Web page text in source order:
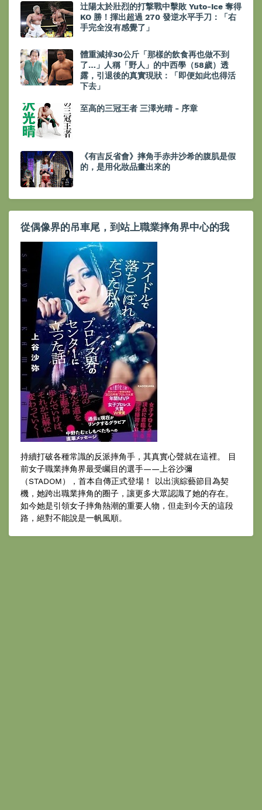
辻陽太於壯烈的打撃戰中擊敗 Yuto-Ice 奪得
KO 勝！揮出超過 270 發逆水平手刀：「右
手完全沒有感覺了」
體重減掉30公斤「那樣的飲食再也做不到
了…」人稱「野人」的中西學（58歲）透
露，引退後的真實現狀：「即便如此也得活
下去」
至高的三冠王者 三澤光晴 - 序章
《有吉反省會》摔角手赤井沙希的腹肌是假
的，是用化妝品畫出來的
從偶像界的吊車尾，到站上職業摔角界中心的我
持續打破各種常識的反派摔角手，其真實心聲就在這裡。 目
前女子職業摔角界最受矚目的選手——上谷沙彌
（STADOM），首本自傳正式登場！ 以出演綜藝節目為契
機，她跨出職業摔角的圈子，讓更多大眾認識了她的存在。
如今她是引領女子摔角熱潮的重要人物，但走到今天的這段
路，絕對不能說是一帆風順。